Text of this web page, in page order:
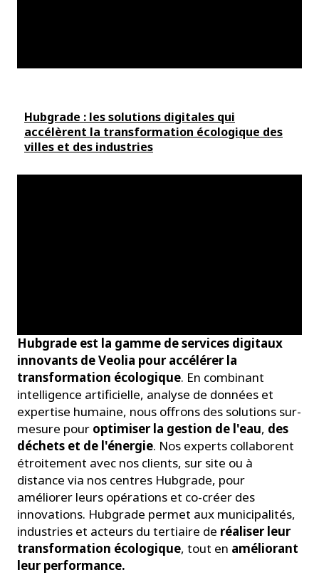
Hubgrade : les solutions digitales qui
accélèrent la transformation écologique des
villes et des industries
Hubgrade est la gamme de services digitaux
innovants de Veolia pour accélérer la
transformation écologique. En combinant
intelligence artificielle, analyse de données et
expertise humaine, nous offrons des solutions sur-
mesure pour optimiser la gestion de l'eau, des
déchets et de l'énergie. Nos experts collaborent
étroitement avec nos clients, sur site ou à
distance via nos centres Hubgrade, pour
améliorer leurs opérations et co-créer des
innovations. Hubgrade permet aux municipalités,
industries et acteurs du tertiaire de réaliser leur
transformation écologique, tout en améliorant
leur performance.